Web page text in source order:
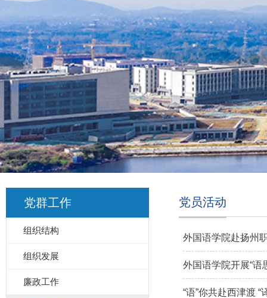
党群工作
组织结构
组织发展
廉政工作
党员活动
外国语学院赴扬州
外国语学院开展“语
“语”你共赴西津渡